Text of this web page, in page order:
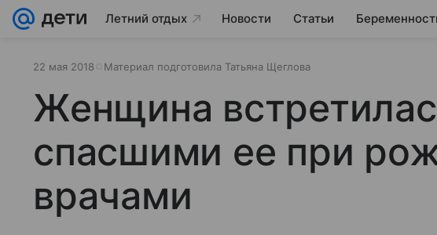
Летний отдых Новости Статьи
22 мая 2018 Материал подготовила Татьяна Щеглова
Женщина
спасшими ее при
врачами